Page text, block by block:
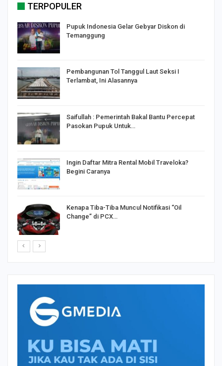
TERPOPULER
Pupuk Indonesia Gelar Gebyar Diskon di
Temanggung
Pembangunan Tol Tanggul Laut Seksi I
Terlambat, Ini Alasannya
Saifullah : Pemerintah Bakal Bantu Percepat
Pasokan Pupuk Untuk…
Ingin Daftar Mitra Rental Mobil Traveloka?
Begini Caranya
Kenapa Tiba-Tiba Muncul Notifikasi “Oil
Change” di PCX…